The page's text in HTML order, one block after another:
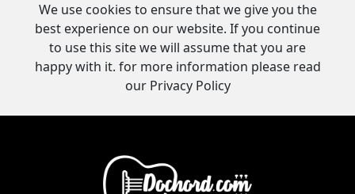
We use cookies to ensure that we give you the
best experience on our website. If you continue
to use this site we will assume that you are
happy with it. for more information please read
our Privacy Policy